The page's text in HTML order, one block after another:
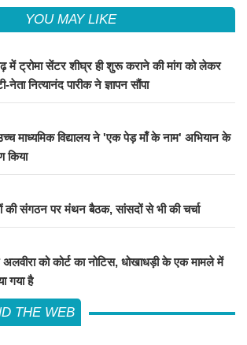
YOU MAY LIKE
ट्रोमा सेंटर शीघ्र ही शुरू कराने की मांग को लेकर
नित्यानंद पारीक ने ज्ञापन सौंपा
माध्यमिक विद्यालय ने 'एक पेड़ माँ के नाम' अभियान के
किया
की संगठन पर मंथन बैठक, सांसदों से भी की चर्चा
को कोर्ट का नोटिस, धोखाधड़ी के एक मामले में
गया है
THE WEB